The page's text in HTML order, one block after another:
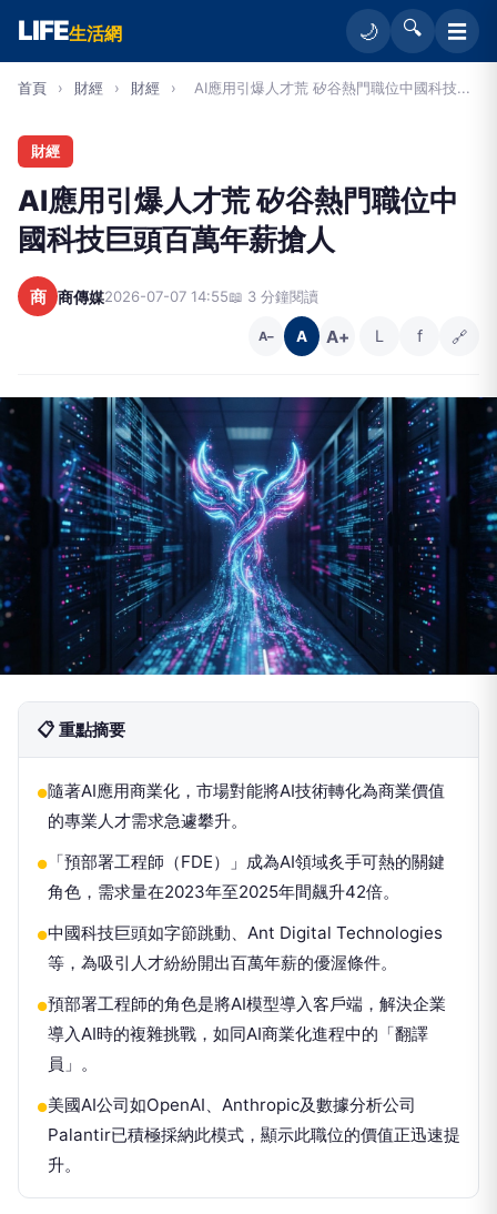
LIFE生活網 🌙 🔍 ☰
首頁 › 財經 › 財經 › AI應用引爆人才荒 矽谷熱門職位中國科技...
財經
AI應用引爆人才荒 矽谷熱門職位中
國科技巨頭百萬年薪搶人
商 商傳媒2026-07-07 14:55📖 3 分鐘閱讀
A− A A+ L f 🔗
📋 重點摘要
●隨著AI應用商業化，市場對能將AI技術轉化為商業價值
的專業人才需求急遽攀升。
●
「預部署工程師（FDE）」成為AI領域炙手可熱的關鍵
角色，需求量在2023年至2025年間飆升42倍。
●中國科技巨頭如字節跳動、Ant Digital Technologies
等，為吸引人才紛紛開出百萬年薪的優渥條件。
●預部署工程師的角色是將AI模型導入客戶端，解決企業
導入AI時的複雜挑戰，如同AI商業化進程中的「翻譯
員」。
●美國AI公司如OpenAI、Anthropic及數據分析公司
Palantir已積極採納此模式，顯示此職位的價值正迅速提
升。